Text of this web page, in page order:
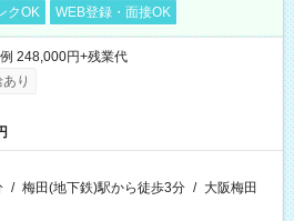
クOK WEB登録・面接OK
248,000円+残業代
り
/ 梅田(地下鉄)駅から徒歩3分 / 大阪梅田